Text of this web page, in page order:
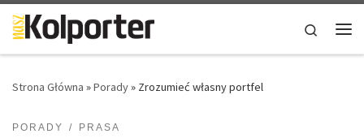
Skip to content
Search
Strona Główna »Porady» Zrozumieć własny portfel
PORADY PRASA